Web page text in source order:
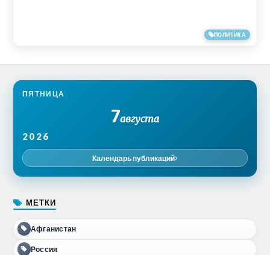
ПОЛИТИКА
ПЯТНИЦА
7августа
2026
Календарь публикаций
МЕТКИ
Афганистан
Россия